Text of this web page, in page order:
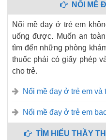
NỔI MỀ
Nổi mề đay ở trẻ em
uống được. Muốn an
tìm đến những phòng
thuốc phải có giấy phép
cho trẻ.
Nổi mề đay ở trẻ em và
Nổi mề đay ở trẻ em
TÌM HIỂU THẦY